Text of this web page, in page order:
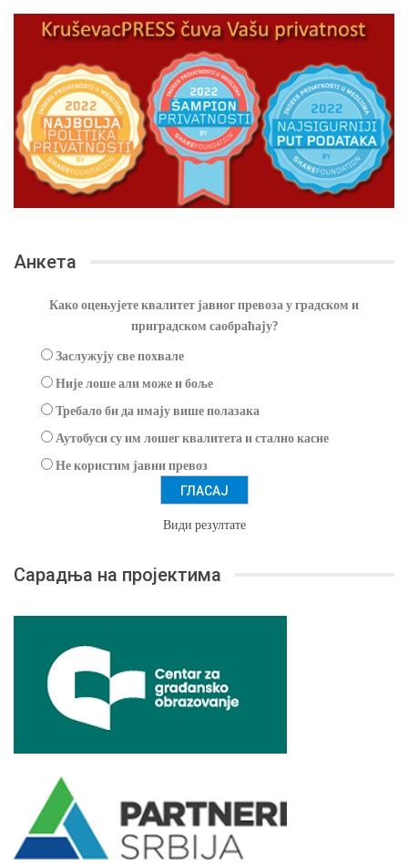
Анкета
Како оцењујете квалитет јавног превоза у градском и
приградском саобраћају?
Заслужују све похвале
Није лоше али може и боље
Требало би да имају више полазака
Аутобуси су им лошег квалитета и стално касне
Не користим јавни превоз
Види резултате
Сарадња на пројектима